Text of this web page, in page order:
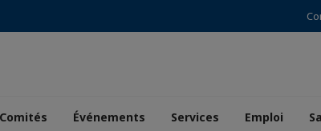
Comités Événements Services Emploi